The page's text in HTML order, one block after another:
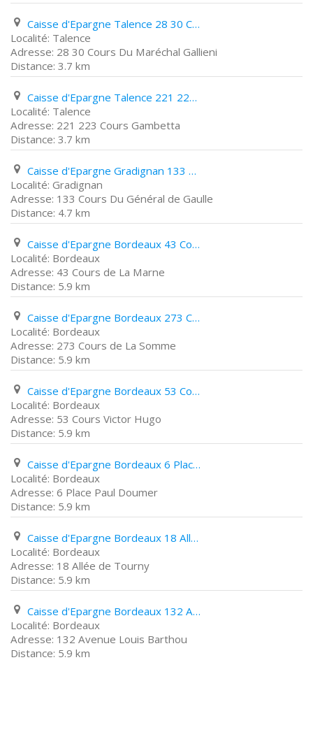
Caisse d'Epargne Talence 28 30 Cours Du Maréchal Gallieni
Talence
28 30 Cours Du Maréchal Gallieni
3.7 km
Caisse d'Epargne Talence 221 223 Cours Gambetta
Talence
221 223 Cours Gambetta
3.7 km
Caisse d'Epargne Gradignan 133 Cours Du Général de Gaulle
Gradignan
133 Cours Du Général de Gaulle
4.7 km
Caisse d'Epargne Bordeaux 43 Cours de La Marne
Bordeaux
43 Cours de La Marne
5.9 km
Caisse d'Epargne Bordeaux 273 Cours de La Somme
Bordeaux
273 Cours de La Somme
5.9 km
Caisse d'Epargne Bordeaux 53 Cours Victor Hugo
Bordeaux
53 Cours Victor Hugo
5.9 km
Caisse d'Epargne Bordeaux 6 Place Paul Doumer
Bordeaux
6 Place Paul Doumer
5.9 km
Caisse d'Epargne Bordeaux 18 Allée de Tourny
Bordeaux
18 Allée de Tourny
5.9 km
Caisse d'Epargne Bordeaux 132 Avenue Louis Barthou
Bordeaux
132 Avenue Louis Barthou
5.9 km